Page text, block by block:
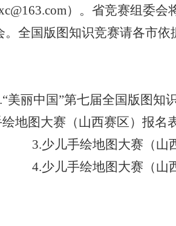
）。省竞赛组委
。全国版图知识竞赛请各市依
美丽中国”第七届全国版图知
地图大赛（山西赛区）报名
3.少儿手绘地图大赛（山
4.少儿手绘地图大赛（山